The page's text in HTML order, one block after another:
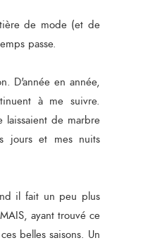
de mode (et de
passe.
D'année en année,
à me suivre.
de marbre
jours et mes nuits
il fait un peu plus
ayant trouvé ce
belles saisons. Un